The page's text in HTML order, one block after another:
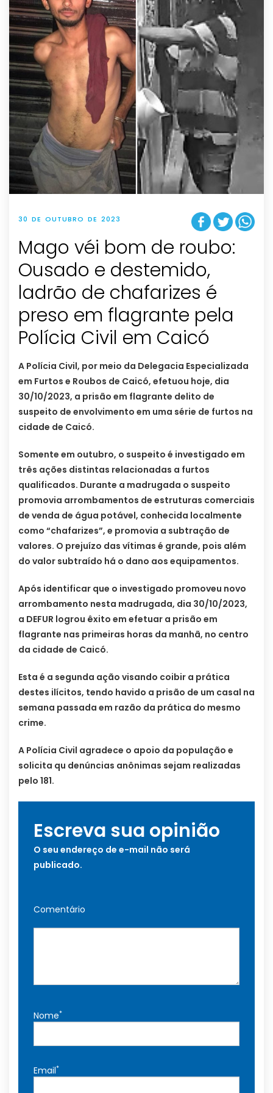
30 DE OUTUBRO DE 2023
Mago véi bom de roubo:
Ousado e destemido,
ladrão de chafarizes é
preso em flagrante pela
Polícia Civil em Caicó
A Polícia Civil, por meio da Delegacia Especializada
em Furtos e Roubos de Caicó, efetuou hoje, dia
30/10/2023, a prisão em flagrante delito de
suspeito de envolvimento em uma série de furtos na
cidade de Caicó.
Somente em outubro, o suspeito é investigado em
três ações distintas relacionadas a furtos
qualificados. Durante a madrugada o suspeito
promovia arrombamentos de estruturas comerciais
de venda de água potável, conhecida localmente
como “chafarizes”, e promovia a subtração de
valores. O prejuízo das vítimas é grande, pois além
do valor subtraído há o dano aos equipamentos.
Após identificar que o investigado promoveu novo
arrombamento nesta madrugada, dia 30/10/2023,
a DEFUR logrou êxito em efetuar a prisão em
flagrante nas primeiras horas da manhã, no centro
da cidade de Caicó.
Esta é a segunda ação visando coibir a prática
destes ilícitos, tendo havido a prisão de um casal na
semana passada em razão da prática do mesmo
crime.
A Polícia Civil agradece o apoio da população e
solicita qu denúncias anônimas sejam realizadas
pelo 181.
Escreva sua opinião
O seu endereço de e-mail não será
publicado.
Comentário
Nome*
Email*